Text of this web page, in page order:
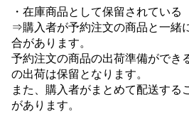
・在庫商品として保留されている
⇒購入者が予約注文の商品と一緒
合があります。
予約注文の商品の出荷準備ができ
の出荷は保留となります。
また、購入者がまとめて配送する
があります。